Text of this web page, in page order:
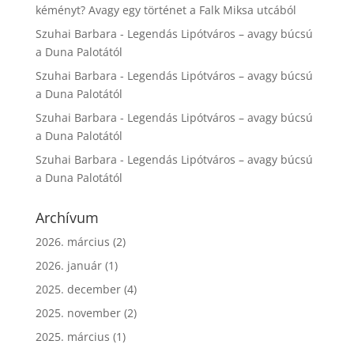
kéményt? Avagy egy történet a Falk Miksa utcából
Szuhai Barbara - Legendás Lipótváros – avagy búcsú
a Duna Palotától
Szuhai Barbara - Legendás Lipótváros – avagy búcsú
a Duna Palotától
Szuhai Barbara - Legendás Lipótváros – avagy búcsú
a Duna Palotától
Szuhai Barbara - Legendás Lipótváros – avagy búcsú
a Duna Palotától
Archívum
2026. március (2)
2026. január(1)
2025. december(4)
2025. november(2)
2025. március (1)